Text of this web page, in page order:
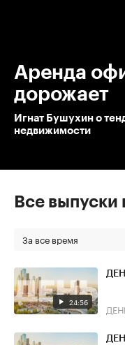
Аренда
дорожает
Игнат Бушухин о
недвижимости
Все
За все время
24:56